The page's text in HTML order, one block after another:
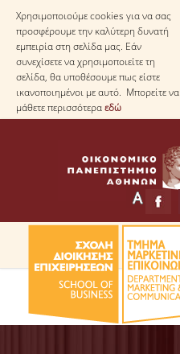
Χρησιμοποιούμε cookies για να σας
προσφέρουμε την καλύτερη δυνατή
εμπειρία στη σελίδα μας. Εάν
συνεχίσετε να χρησιμοποιείτε τη
σελίδα, θα υποθέσουμε πως είστε
ικανοποιημένοι με αυτό. Μπορείτε να
μάθετε περισσότεραεδώ
ΤΟ ΤΜΗΜΑ